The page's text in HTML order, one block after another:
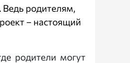
Ведь родителям,
– настоящий
родители могут